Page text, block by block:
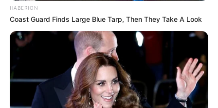
HABERION
Coast Guard Finds Large Blue Tarp, Then They Take A Look